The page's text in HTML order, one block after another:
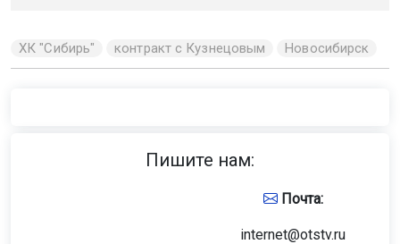
ХК "Сибирь" контракт с Кузнецовым Новосибирск
Пишите нам:
Почта:
internet@otstv.ru